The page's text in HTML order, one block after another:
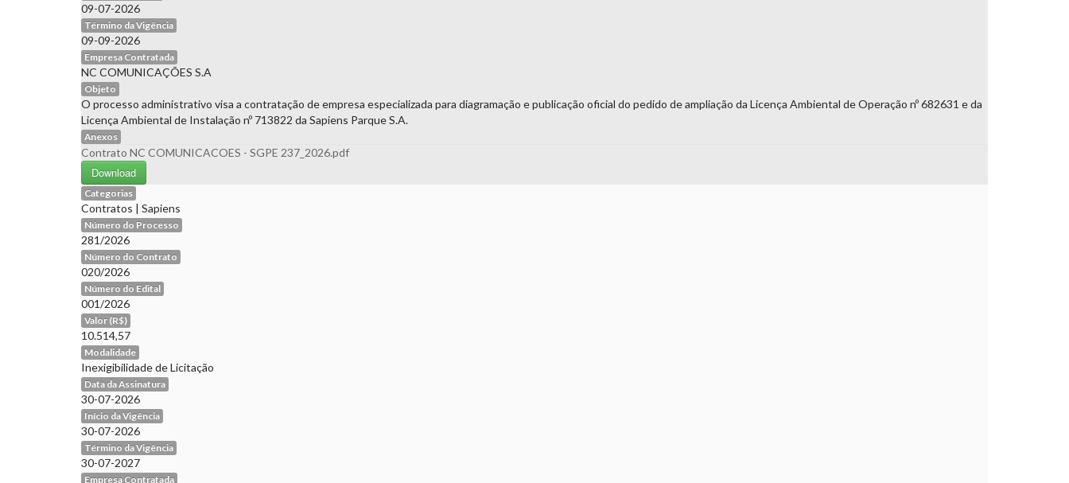
09-07-2026
Término da Vigência
09-09-2026
Empresa Contratada
NC COMUNICAÇÕES S.A
Objeto
O processo administrativo visa a contratação de empresa especializada para diagramação e publicação oficial do pedido de ampliação da Licença Ambiental de Operação nº 682631 e da
Licença Ambiental de Instalação nº 713822 da Sapiens Parque S.A.
Anexos
Contrato NC COMUNICACOES - SGPE 237_2026.pdf
Download
Categorias
Contratos | Sapiens
Número do Processo
281/2026
Número do Contrato
020/2026
Número do Edital
001/2026
Valor (R$)
10.514,57
Modalidade
Inexigibilidade de Licitação
Data da Assinatura
30-07-2026
Início da Vigência
30-07-2026
Término da Vigência
30-07-2027
Empresa Contratada